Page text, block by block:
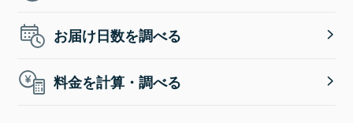
お届け日数を調べる
料金を計算・調べる